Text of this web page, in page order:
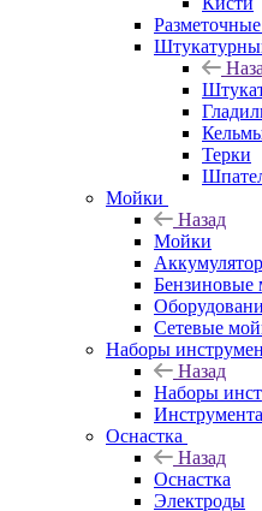
Терки
Мойки
Назад
Мойки
Бензиновые
Сетевые
Наборы
Назад
Наборы
Оснастка
Назад
Оснастка
Электроды